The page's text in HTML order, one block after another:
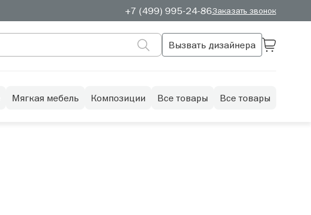
+7 (499) 995-24-86Заказать звонок
Вызвать дизайнера
Мягкая мебель Композиции Все товары Все товары